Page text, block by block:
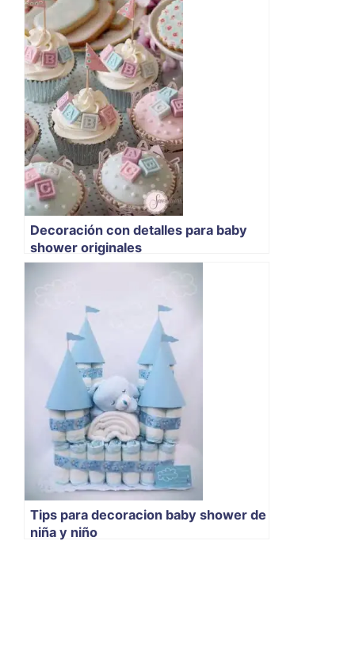
Decoración con detalles para baby
shower originales
Tips para decoracion baby shower de
niña y niño